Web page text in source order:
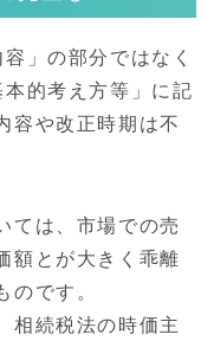
」の部分ではなく
的考え方等」に記
容や改正時期は不
ては、市場での売
額とが大きく乖離
のです。
相続税法の時価主